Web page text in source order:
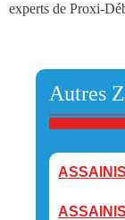
experts de Proxi-
Autres